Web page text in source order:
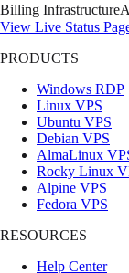
Billing Infrastructure
View Live Status
PRODUCTS
Windows RDP
Linux VPS
Ubuntu VPS
Debian VPS
AlmaLinux
Rocky Linux
Alpine VPS
Fedora VPS
RESOURCES
Help Center